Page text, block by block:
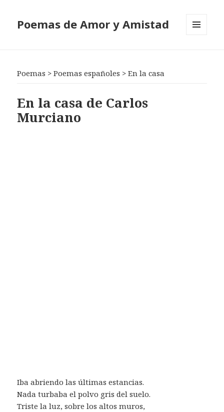
Poemas de Amor y Amistad
Poemas >Poemas españoles >En la casa
En la casa de Carlos
Murciano
Iba abriendo las últimas estancias.
Nada turbaba el polvo gris del suelo.
Triste la luz, sobre los altos muros,